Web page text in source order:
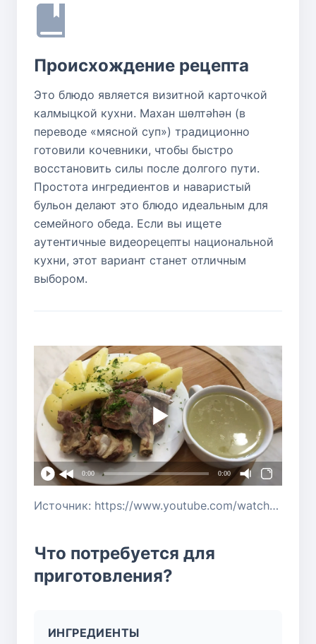
Происхождение рецепта
Это блюдо является визитной карточкой
калмыцкой кухни. Махан шөлтәһән (в
переводе «мясной суп») традиционно
готовили кочевники, чтобы быстро
восстановить силы после долгого пути.
Простота ингредиентов и наваристый
бульон делают это блюдо идеальным для
семейного обеда. Если вы ищете
аутентичные видеорецепты национальной
кухни, этот вариант станет отличным
выбором.
0:00 0:00
Источник: https://www.youtube.com/watch?v=kjiCL6HJzOc
Что потребуется для
приготовления?
ИНГРЕДИЕНТЫ